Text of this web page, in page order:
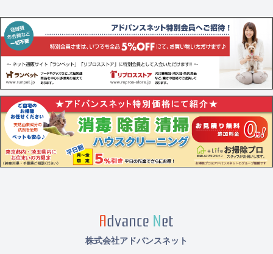
株式会社アドバンスネット